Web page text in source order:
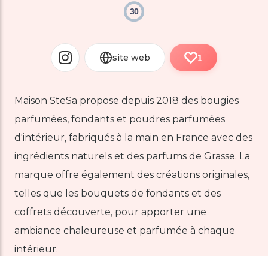
30
site web 1
Maison SteSa propose depuis 2018 des bougies
parfumées, fondants et poudres parfumées
d'intérieur, fabriqués à la main en France avec des
ingrédients naturels et des parfums de Grasse. La
marque offre également des créations originales,
telles que les bouquets de fondants et des
coffrets découverte, pour apporter une
ambiance chaleureuse et parfumée à chaque
intérieur.